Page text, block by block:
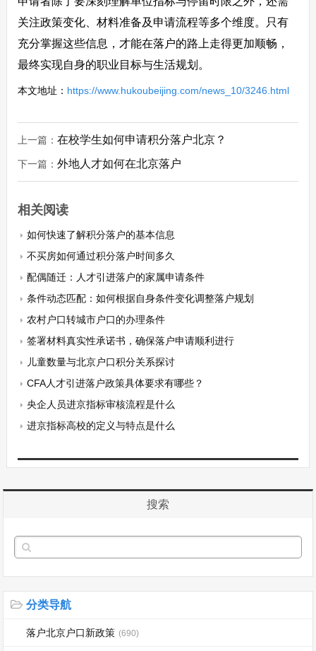
关注政策变化、材料准备及申请流程等多个维度。只有
充分掌握这些信息，才能在落户的路上走得更加顺畅，
最终实现自身的职业目标与生活规划。
本文地址： https://www.hukoubeijing.com/news_10/3246.html
上一篇： 在校学生如何申请积分落户北京？
下一篇： 外地人才如何在北京落户
相关阅读
如何快速了解积分落户的基本信息
不买房如何通过积分落户时间多久
配偶随迁：人才引进落户的家属申请条件
条件动态匹配：如何根据自身条件变化调整落户规划
农村户口转城市户口的办理条件
签署材料真实性承诺书，确保落户申请顺利进行
儿童数量与北京户口积分关系探讨
CFA人才引进落户政策具体要求有哪些？
央企人员进京指标审核流程是什么
进京指标高校的定义与特点是什么
搜索
分类导航
落户北京户口新政策 (690)